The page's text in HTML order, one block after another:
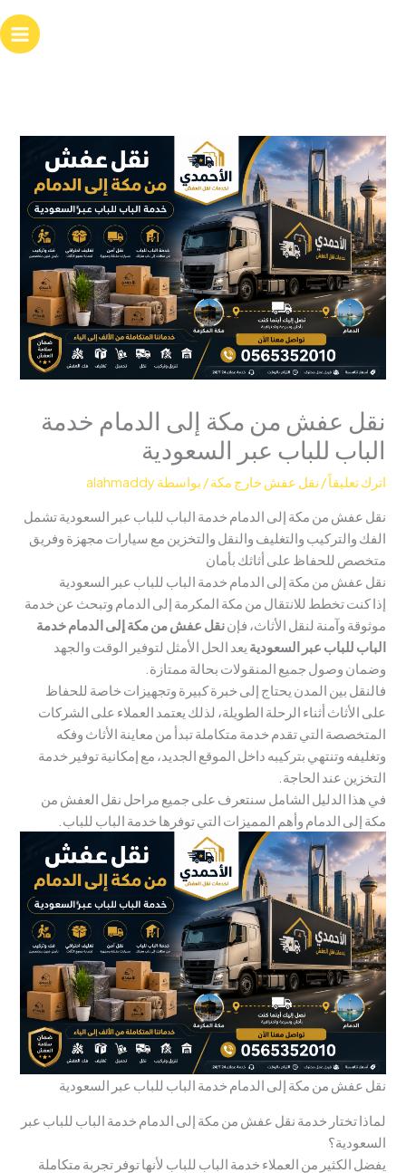
نقل عفش من مكة إلى الدمام خدمة
الباب للباب عبر السعودية
اترك تعليقاً/ نقل عفش خارج مكة/ بواسطةalahmaddy
نقل عفش من مكة إلى الدمام خدمة الباب للباب عبر السعودية تشمل
الفك والتركيب والتغليف والنقل والتخزين مع سيارات مجهزة وفريق
متخصص للحفاظ على أثاثك بأمان
نقل عفش من مكة إلى الدمام خدمة الباب للباب عبر السعودية
إذا كنت تخطط للانتقال من مكة المكرمة إلى الدمام وتبحث عن خدمة
موثوقة وآمنة لنقل الأثاث، فإننقل عفش من مكة إلى الدمام خدمة
الباب للباب عبر السعودية يعد الحل الأمثل لتوفير الوقت والجهد
وضمان وصول جميع المنقولات بحالة ممتازة.
فالنقل بين المدن يحتاج إلى خبرة كبيرة وتجهيزات خاصة للحفاظ
على الأثاث أثناء الرحلة الطويلة، لذلك يعتمد العملاء على الشركات
المتخصصة التي تقدم خدمة متكاملة تبدأ من معاينة الأثاث وفكه
وتغليفه وتنتهي بتركيبه داخل الموقع الجديد، مع إمكانية توفير خدمة
التخزين عند الحاجة.
في هذا الدليل الشامل سنتعرف على جميع مراحل نقل العفش من
مكة إلى الدمام وأهم المميزات التي توفرها خدمة الباب للباب.
نقل عفش من مكة إلى الدمام خدمة الباب للباب عبر السعودية
لماذا تختار خدمة نقل عفش من مكة إلى الدمام خدمة الباب للباب عبر
السعودية؟
يفضل الكثير من العملاء خدمة الباب للباب لأنها توفر تجربة متكاملة